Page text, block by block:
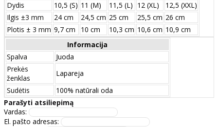
Dydis
10,5 (S) 11 (M) 11,5 (L) 12 (XL)
12,5 (XXL)
Ilgis ±3 mm
24 сm 24,5 сm 25 сm 25,5 сm 26 сm
Plotis ± 3 mm 9,7 сm 10 сm 10,3 сm 10,6 сm 10,9 сm
Informacija
Spalva
Juoda
Prekės
ženklas
Lapareja
Sudėtis
100% natūrali oda
Parašyti atsiliepimą
Vardas:
El. pašto adresas: